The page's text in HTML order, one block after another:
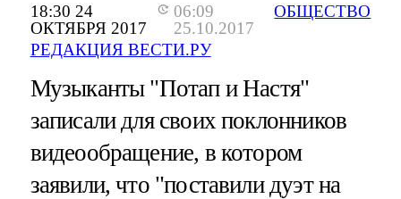
18:30 24
ОКТЯБРЯ 2017
06:09
25.10.2017
РЕДАКЦИЯ ВЕСТИ.РУ
ОБЩЕСТВО
Музыканты "Потап и Настя"
записали для своих поклонников
видеообращение, в котором
заявили, что "поставили дуэт на